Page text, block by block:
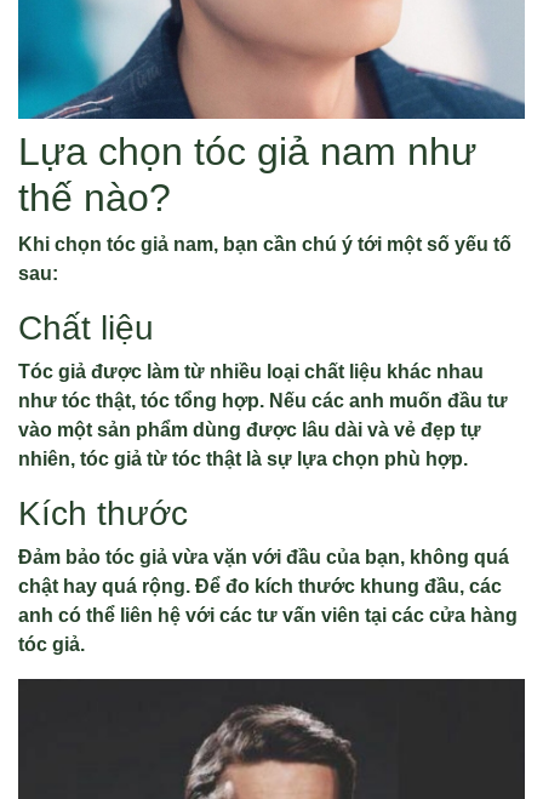
Lựa chọn tóc giả nam như
thế nào?
Khi chọn tóc giả nam, bạn cần chú ý tới một số yếu tố
sau:
Chất liệu
Tóc giả được làm từ nhiều loại chất liệu khác nhau
như tóc thật, tóc tổng hợp. Nếu các anh muốn đầu tư
vào một sản phẩm dùng được lâu dài và vẻ đẹp tự
nhiên, tóc giả từ tóc thật là sự lựa chọn phù hợp.
Kích thước
Đảm bảo tóc giả vừa vặn với đầu của bạn, không quá
chật hay quá rộng. Để đo kích thước khung đầu, các
anh có thể liên hệ với các tư vấn viên tại các cửa hàng
tóc giả.